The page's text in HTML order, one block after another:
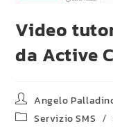
Video
da Active
Angelo
Servizio SMS /